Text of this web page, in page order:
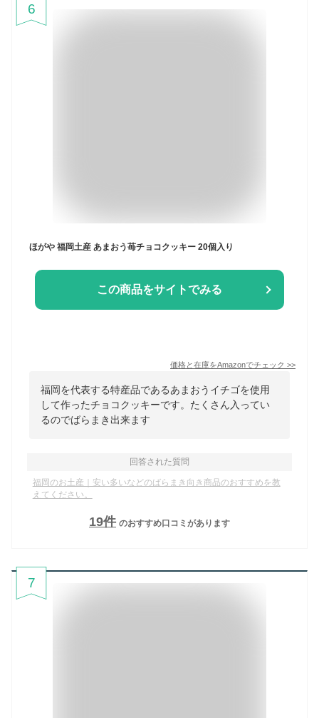
6
ほがや 福岡土産 あまおう苺チョコクッキー 20個入り
この商品をサイトでみる
価格と在庫をAmazonでチェック >>
福岡を代表する特産品であるあまおうイチゴを使用
して作ったチョコクッキーです。たくさん入ってい
るのでばらまき出来ます
回答された質問
福岡のお土産｜安い多いなどのばらまき向き商品のおすすめを教
えてください。
19件 のおすすめ口コミがあります
7